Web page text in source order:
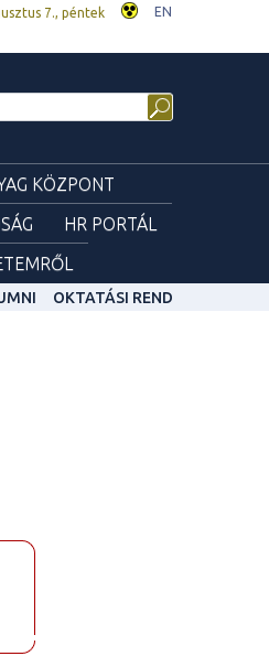
7., péntek EN
KÖZPONT
HR PORTÁL
OKTATÁSI REND